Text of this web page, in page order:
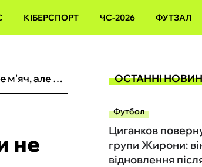
КІБЕРСПОРТ ЧС-2026 ФУТЗАЛ
Одноклубнику Луніна довелося ловити не лише м'яч, але й щура під час відбору ЧС-2026: епічне фото кумедної ситуації
не
ОСТАННІ
Футбол
Циганков
групи Жирони:
відновлення